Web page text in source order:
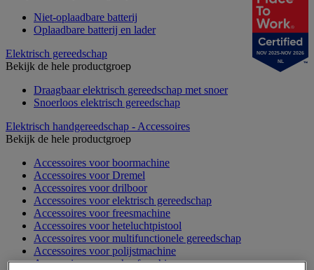
Niet-oplaadbare batterij
Oplaadbare batterij en lader
Elektrisch gereedschap
Bekijk de hele productgroep
Draagbaar elektrisch gereedschap met snoer
Snoerloos elektrisch gereedschap
Elektrisch handgereedschap - Accessoires
Bekijk de hele productgroep
Accessoires voor boormachine
Accessoires voor Dremel
Accessoires voor drilboor
Accessoires voor elektrisch gereedschap
Accessoires voor freesmachine
Accessoires voor heteluchtpistool
Accessoires voor multifunctionele gereedschap
Accessoires voor polijstmachine
Accessoires voor schaafmachine
NOV 2025-NOV 2026
NL